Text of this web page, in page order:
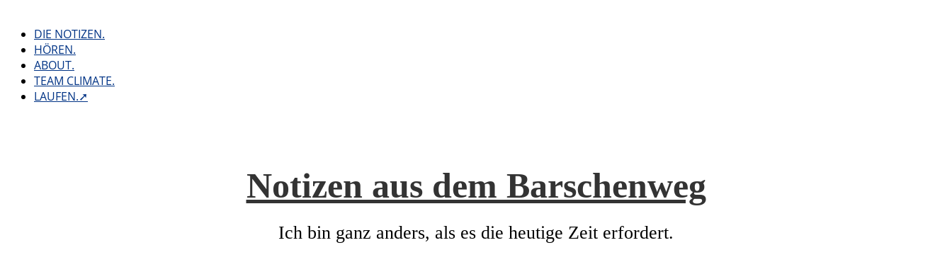
contentDIE NOTIZEN.
HÖREN.
ABOUT.
TEAM CLIMATE.
LAUFEN.➚
Notizen aus dem Barschenweg
Ich bin ganz anders, als es die heutige Zeit erfordert.